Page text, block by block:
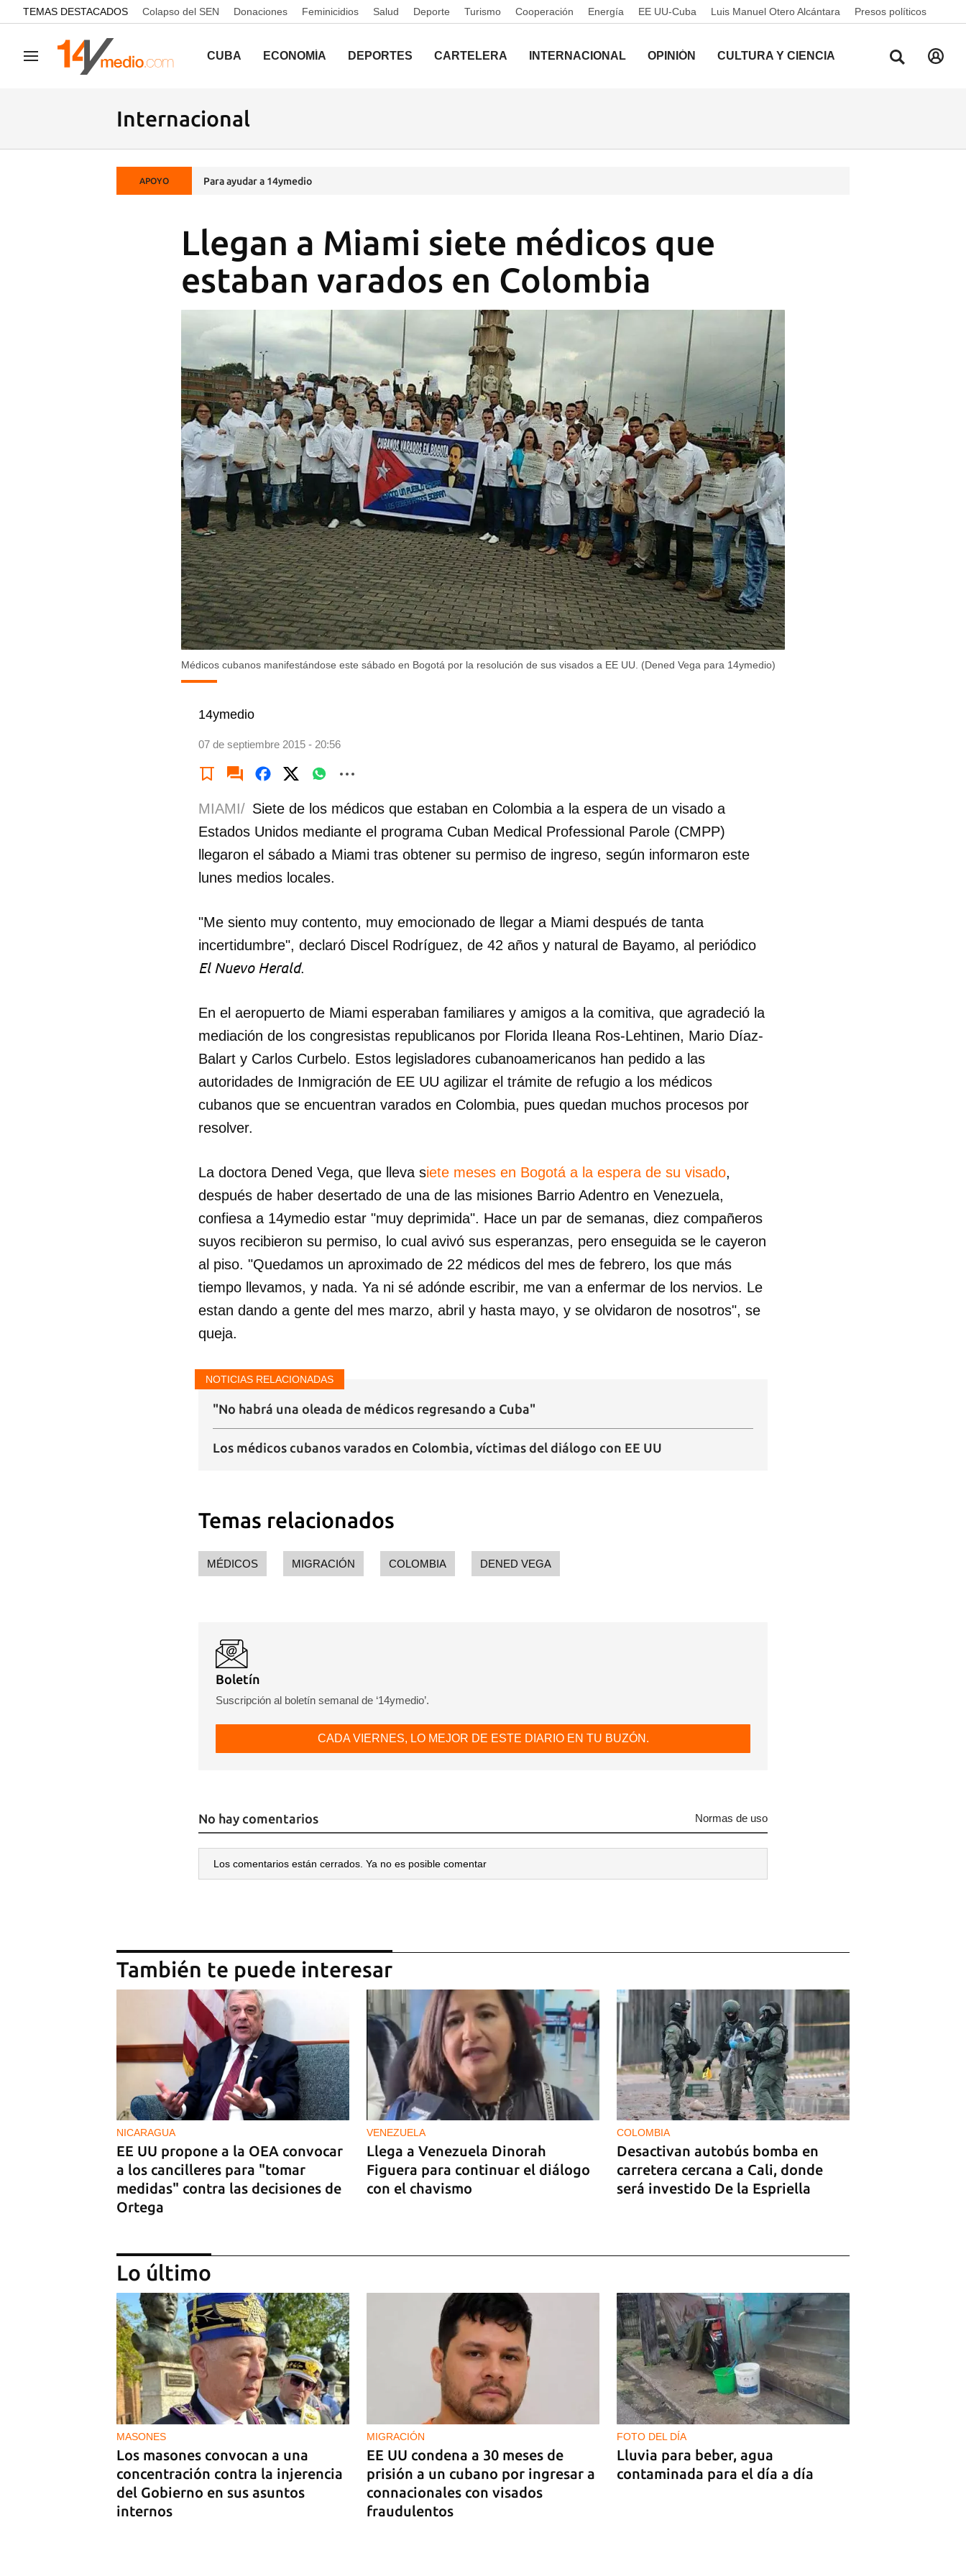
common.go-to-content
TEMAS DESTACADOS Colapso del SEN Donaciones Feminicidios Salud Deporte Turismo Cooperación Energía EE UU-Cuba Luis Manuel Otero Alcántara Presos políticos
Navegación CUBA ECONOMÍA DEPORTES CARTELERA INTERNACIONAL OPINIÓN CULTURA Y CIENCIA
Internacional
APOYO Para ayudar a 14ymedio
Llegan a Miami siete médicos que
estaban varados en Colombia
Médicos cubanos manifestándose este sábado en Bogotá por la resolución de sus visados a EE UU. (Dened Vega para 14ymedio)
14ymedio
07 de septiembre 2015 - 20:56
Para poder guardar como favorito, primero has de iniciar sesión con tu
INICIAR SESIÓN
MIAMI/ Siete de los médicos que estaban en Colombia a la espera de un visado a
Estados Unidos mediante el programa Cuban Medical Professional Parole (CMPP)
llegaron el sábado a Miami tras obtener su permiso de ingreso, según informaron este
lunes medios locales.
"Me siento muy contento, muy emocionado de llegar a Miami después de tanta
incertidumbre", declaró Discel Rodríguez, de 42 años y natural de Bayamo, al periódico
El Nuevo Herald.
En el aeropuerto de Miami esperaban familiares y amigos a la comitiva, que agradeció la
mediación de los congresistas republicanos por Florida Ileana Ros-Lehtinen, Mario Díaz-
Balart y Carlos Curbelo. Estos legisladores cubanoamericanos han pedido a las
autoridades de Inmigración de EE UU agilizar el trámite de refugio a los médicos
cubanos que se encuentran varados en Colombia, pues quedan muchos procesos por
resolver.
La doctora Dened Vega, que lleva siete meses en Bogotá a la espera de su visado,
después de haber desertado de una de las misiones Barrio Adentro en Venezuela,
confiesa a 14ymedio estar "muy deprimida". Hace un par de semanas, diez compañeros
suyos recibieron su permiso, lo cual avivó sus esperanzas, pero enseguida se le cayeron
al piso. "Quedamos un aproximado de 22 médicos del mes de febrero, los que más
tiempo llevamos, y nada. Ya ni sé adónde escribir, me van a enfermar de los nervios. Le
estan dando a gente del mes marzo, abril y hasta mayo, y se olvidaron de nosotros", se
queja.
NOTICIAS RELACIONADAS
"No habrá una oleada de médicos regresando a Cuba"
Los médicos cubanos varados en Colombia, víctimas del diálogo con EE UU
Temas relacionados
MÉDICOS MIGRACIÓN COLOMBIA DENED VEGA
Boletín
Suscripción al boletín semanal de ‘14ymedio’.
CADA VIERNES, LO MEJOR DE ESTE DIARIO EN TU BUZÓN.
No hay comentarios Normas de uso
Los comentarios están cerrados. Ya no es posible comentar
También te puede interesar
NICARAGUA
EE UU propone a la OEA convocar
a los cancilleres para "tomar
medidas" contra las decisiones de
Ortega
VENEZUELA
Llega a Venezuela Dinorah
Figuera para continuar el diálogo
con el chavismo
COLOMBIA
Desactivan autobús bomba en
carretera cercana a Cali, donde
será investido De la Espriella
MIAMI
La hija de un diplomático castrista
expulsado de EE UU en 2003 está
bajo custodia del ICE
Lo último
MASONES
Los masones convocan a una
concentración contra la injerencia
del Gobierno en sus asuntos
internos
MIGRACIÓN
EE UU condena a 30 meses de
prisión a un cubano por ingresar a
connacionales con visados
fraudulentos
FOTO DEL DÍA
Lluvia para beber, agua
contaminada para el día a día